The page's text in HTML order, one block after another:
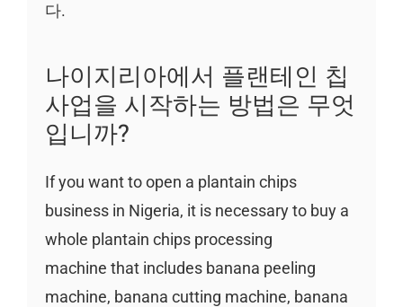
다.
나이지리아에서 플랜테인 칩
사업을 시작하는 방법은 무엇
입니까?
If you want to open a plantain chips
business in Nigeria, it is necessary to buy a
whole plantain chips processing
machine that includes banana peeling
machine, banana cutting machine, banana